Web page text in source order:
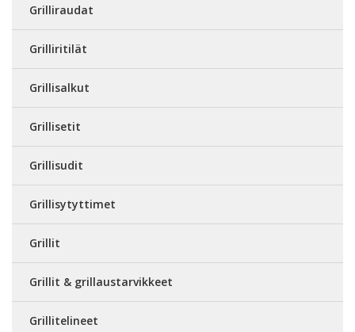
Grilliraudat
Grilliritilät
Grillisalkut
Grillisetit
Grillisudit
Grillisytyttimet
Grillit
Grillit & grillaustarvikkeet
Grillitelineet